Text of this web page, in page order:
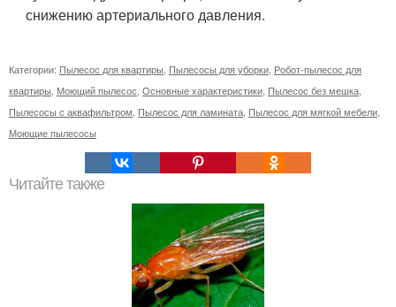
снижению артериального давления.
Категории: Пылесос для квартиры Пылесосы для уборки Робот-пылесос для
квартиры Моющий пылесос Основные характеристики Пылесос без мешка
Пылесосы с аквафильтром Пылесос для ламината Пылесос для мягкой мебели
Моющие пылесосы
Читайте также